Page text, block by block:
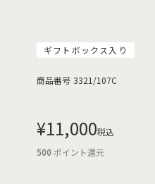
ギフトボックス入り
商品番号 3321/107C
¥11,000税込
500ポイント還元